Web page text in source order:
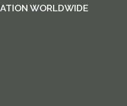
WORLDWIDE